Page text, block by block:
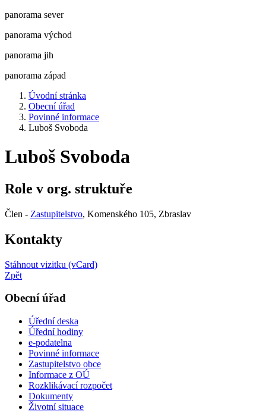
panorama sever
panorama východ
panorama jih
panorama západ
Úvodní stránka
Obecní úřad
Povinné informace
Luboš Svoboda
Luboš Svoboda
Role v org. struktuře
Člen - Zastupitelstvo, Komenského 105, Zbraslav
Kontakty
Stáhnout vizitku (vCard)
Zpět
Obecní úřad
Úřední deska
Úřední hodiny
e-podatelna
Povinné informace
Zastupitelstvo obce
Informace z OÚ
Rozklikávací rozpočet
Dokumenty
Životní situace